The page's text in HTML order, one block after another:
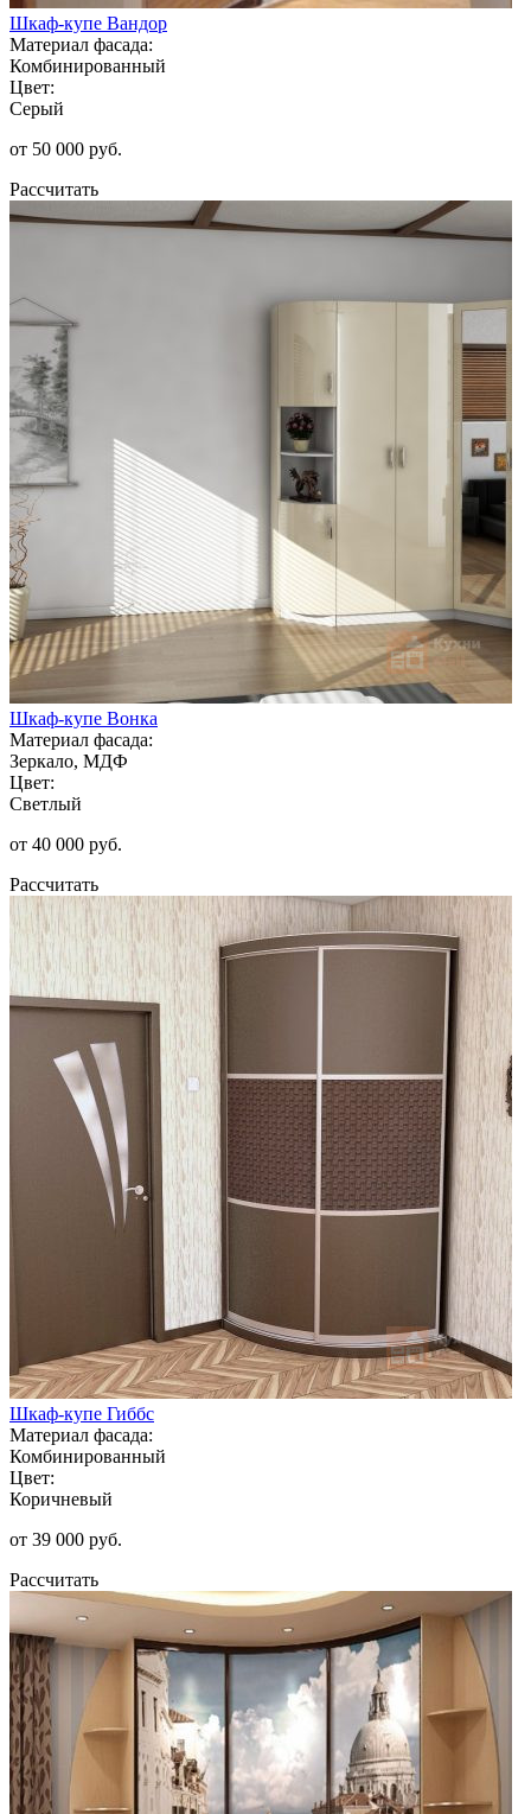
Шкаф-купе Вандор
Материал фасада:
Комбинированный
Цвет:
Серый
от 50 000 руб.
Рассчитать
Шкаф-купе Вонка
Материал фасада:
Зеркало, МДФ
Цвет:
Светлый
от 40 000 руб.
Рассчитать
Шкаф-купе Гиббс
Материал фасада:
Комбинированный
Цвет:
Коричневый
от 39 000 руб.
Рассчитать